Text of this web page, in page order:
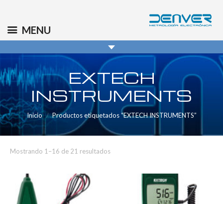
info@denver.es
EXTECH
INSTRUMENTS
Inicio Productos etiquetados “EXTECH INSTRUMENTS”
Mostrando 1–16 de 21 resultados
MENU